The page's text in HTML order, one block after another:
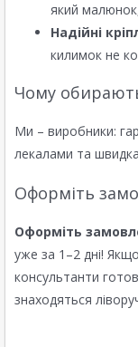
який
Надійні
килимок не
Чому
Ми – виробники:
лекалами та
Оформіть
Оформіть
уже за 1–2 дні!
консультанти
знаходяться